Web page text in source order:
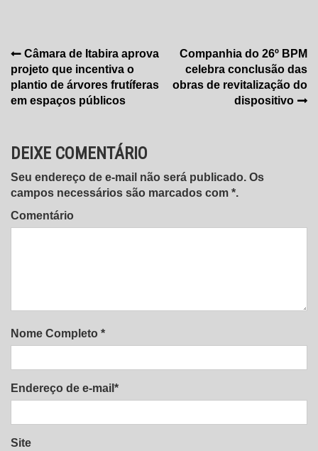
Navegação
de
Post
Câmara de Itabira aprova
projeto que incentiva o
plantio de árvores frutíferas
em espaços públicos
Companhia do 26º BPM
celebra conclusão das
obras de revitalização do
dispositivo
DEIXE COMENTÁRIO
Seu endereço de e-mail não será publicado. Os
campos necessários são marcados com *.
Comentário
Nome Completo *
Endereço de e-mail*
Site